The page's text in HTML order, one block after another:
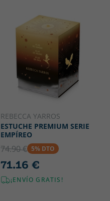
REBECCA YARROS
ESTUCHE PREMIUM SERIE
EMPÍREO
74.90 € 5% DTO
71.16 €
¡ENVÍO GRATIS!